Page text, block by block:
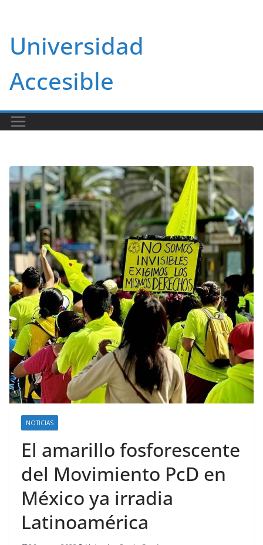
contenido
Universidad
Accesible
NOTICIAS
El amarillo fosforescente
del Movimiento PcD en
México ya irradia
Latinoamérica